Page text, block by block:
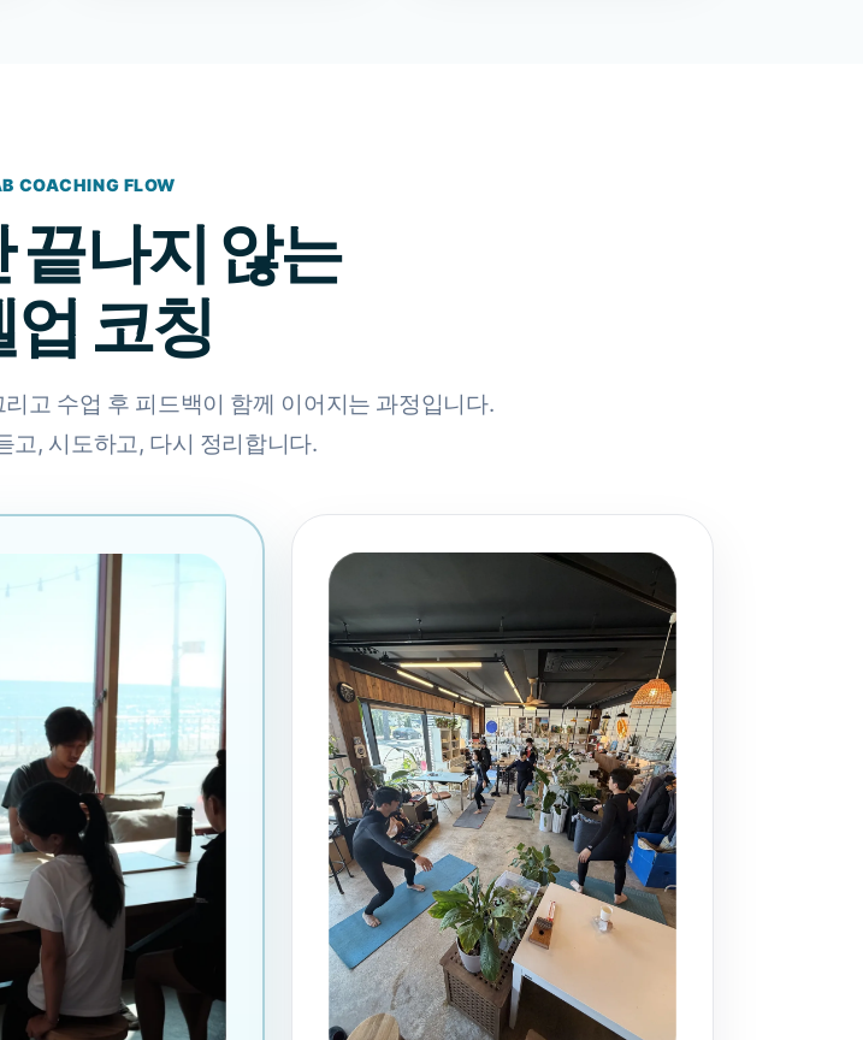
COACHING FLOW
끝나지 않는
코칭
고 수업 후 피드백이 함께 이어지는 과정입니다.
고, 시도하고, 다시 정리합니다.